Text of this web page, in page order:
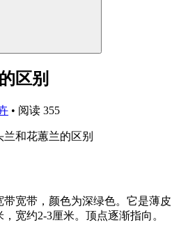
区别
• 阅读 355
宽带，颜色为深绿色。它是薄皮
宽约2-3厘米。顶点逐渐指向。